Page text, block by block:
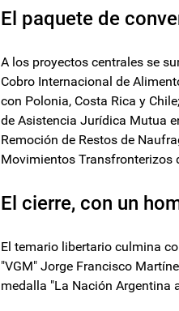
El paquete de
A los proyectos centrales se
Cobro Internacional de
con Polonia, Costa Rica y
de Asistencia Jurídica Mutua
Remoción de Restos de
Movimientos Transfronterizos
El cierre, con un
El temario libertario culmina
"VGM" Jorge Francisco
medalla "La Nación Argentina